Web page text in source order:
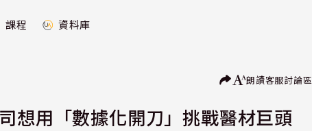
課程 資料庫
朗讀客服討論區
用「數據化開刀」挑戰醫材巨頭